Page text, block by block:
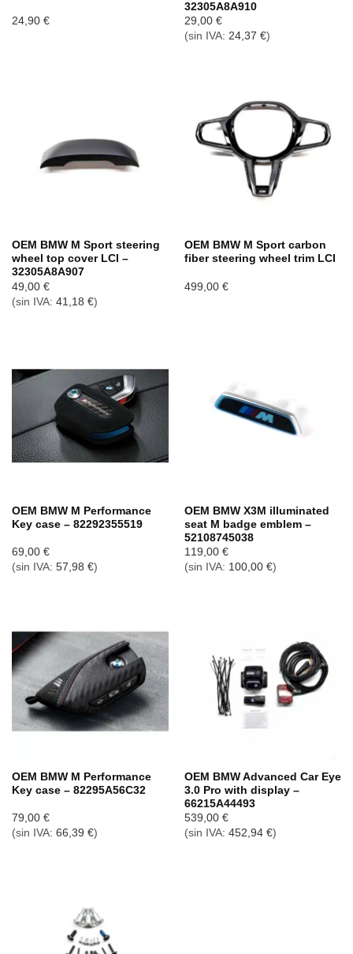
24,90 €
32305A8A910
29,00 €
(sin IVA: 24,37 €)
OEM BMW M Sport steering
wheel top cover LCI –
32305A8A907
49,00 €
(sin IVA: 41,18 €)
OEM BMW M Sport carbon
fiber steering wheel trim LCI
499,00 €
OEM BMW M Performance
Key case – 82292355519
69,00 €
(sin IVA: 57,98 €)
OEM BMW X3M illuminated
seat M badge emblem –
52108745038
119,00 €
(sin IVA: 100,00 €)
OEM BMW M Performance
Key case – 82295A56C32
79,00 €
(sin IVA: 66,39 €)
OEM BMW Advanced Car Eye
3.0 Pro with display –
66215A44493
539,00 €
(sin IVA: 452,94 €)